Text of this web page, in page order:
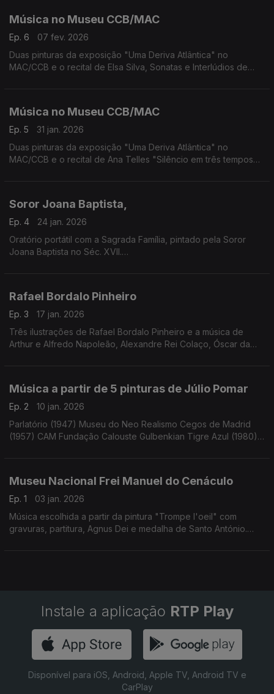
Música no Museu CCB/MAC
Ep. 6
07 fev. 2026
Duas pinturas da exposição "Uma Deriva Atlântica" no
MAC/CCB e o recital de Elsa Silva, Sonatas e Interlúdios de
Música no Museu CCB/MAC
Ep. 5
31 jan. 2026
Duas pinturas da exposição "Uma Deriva Atlântica" no
MAC/CCB e o recital de Ana Telles "Silêncio em três tempos
Soror Joana Baptista,
Ep. 4
24 jan. 2026
Oratório portátil com a Sagrada Família, pintado pela Soror
Joana Baptista no Séc. XVII.
Rafael Bordalo Pinheiro
Ep. 3
17 jan. 2026
Três ilustrações de Rafael Bordalo Pinheiro e a música de
Arthur e Alfredo Napoleão, Alexandre Rei Colaço, Óscar da
Música a partir de 5 pinturas de Júlio Pomar
Ep. 2
10 jan. 2026
Parlatório (1947) Museu do Neo Realismo Cegos de Madrid
(1957) CAM Fundação Calouste Gulbenkian Tigre Azul (1980)
Museu Nacional Frei Manuel do Cenáculo
Ep. 1
03 jan. 2026
Música escolhida a partir da pintura "Trompe l'oeil" com
gravuras, partitura, Agnus Dei e medalha de Santo António.
Instale a aplicação RTP Play
Disponível para iOS, Android, Apple TV, Android TV e
CarPlay